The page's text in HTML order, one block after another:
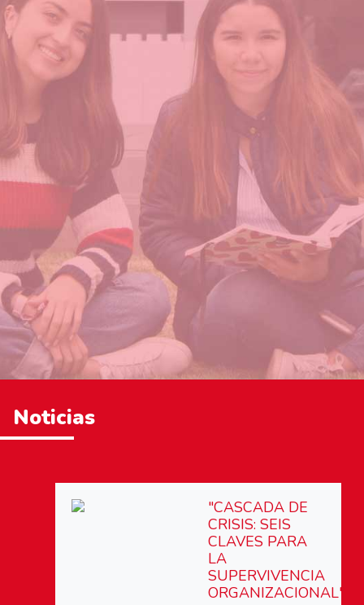
Noticias
"CASCADA DE
CRISIS: SEIS
CLAVES PARA
LA
SUPERVIVENCIA
ORGANIZACIONAL"